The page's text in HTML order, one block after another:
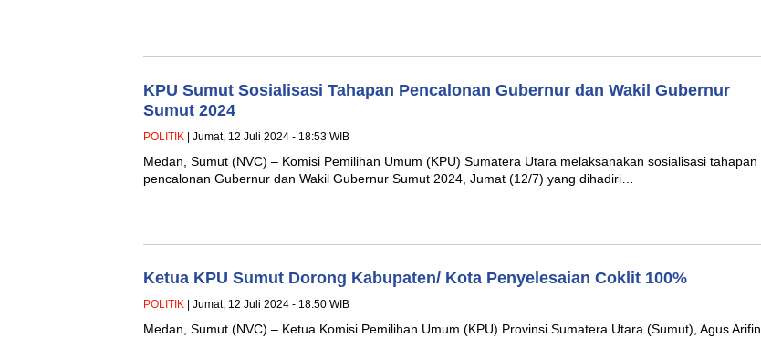
KPU Sumut Sosialisasi Tahapan Pencalonan Gubernur dan Wakil Gubernur
Sumut 2024
POLITIK | Jumat, 12 Juli 2024 - 18:53 WIB
Medan, Sumut (NVC) – Komisi Pemilihan Umum (KPU) Sumatera Utara melaksanakan sosialisasi tahapan
pencalonan Gubernur dan Wakil Gubernur Sumut 2024, Jumat (12/7) yang dihadiri…
Ketua KPU Sumut Dorong Kabupaten/ Kota Penyelesaian Coklit 100%
POLITIK | Jumat, 12 Juli 2024 - 18:50 WIB
Medan, Sumut (NVC) – Ketua Komisi Pemilihan Umum (KPU) Provinsi Sumatera Utara (Sumut), Agus Arifin